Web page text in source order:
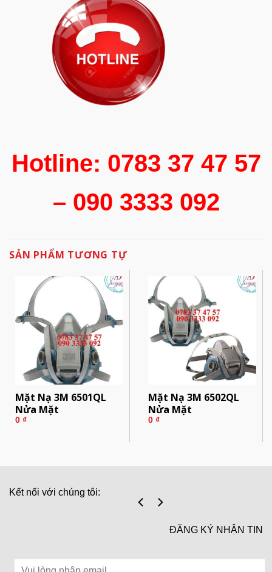
Hotline: 0783 37 47 57
– 090 3333 092
SẢN PHẨM TƯƠNG TỰ
Mặt Nạ 3M 6501QL
Nửa Mặt
0 ₫
Mặt Nạ 3M 6502QL
Nửa Mặt
0 ₫
Kết nối với chúng tôi:
ĐĂNG KÝ NHẬN TIN